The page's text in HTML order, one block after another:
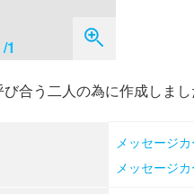
/1
合う二人の為に作成しまし
メッセージ
メッセージ